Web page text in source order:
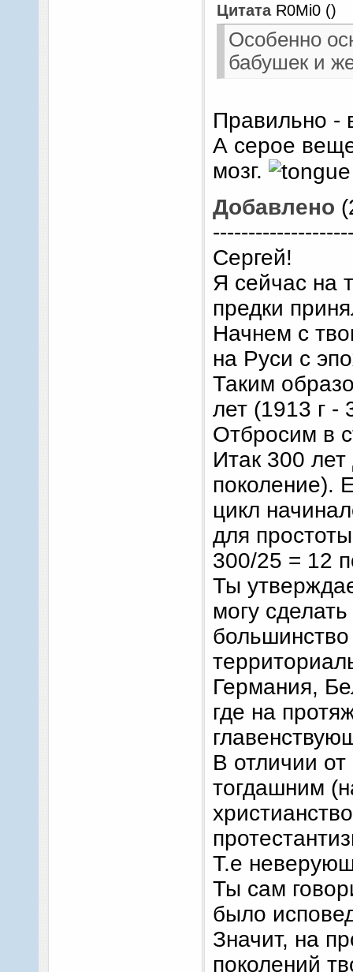
Цитата R0Mi0 ()
Особенно
бабушек и
Правильно -
А серое
мозг.
Добавлено
Сергей!
Я сейчас на
предки
Начнем с
на Руси с
Таким
лет (1913 г -
Отбросим в
Итак 300
поколение).
цикл
для
300/25 = 12
Ты
могу
Германия,
где на
В отличии
тогдашним
Т.е
Ты сам
было
Значит, на
поколений